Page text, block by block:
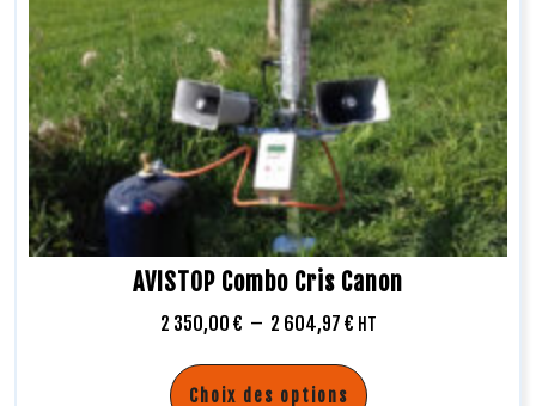
AVISTOP Combo Cris Canon
2 350,00 € – 2 604,97 € HT
Choix des options